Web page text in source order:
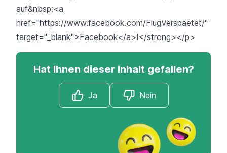
auf&nbsp;<a
href="https://www.facebook.com/FlugVerspaetet/"
target="_blank">Facebook</a>!</strong></p>
Hat Ihnen dieser Inhalt gefallen?
Ja Nein